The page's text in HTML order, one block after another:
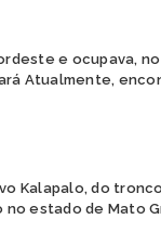
e ocupava,
Atualmente,
Kalapalo, do
estado de Mato